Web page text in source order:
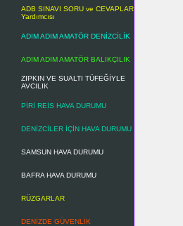
ADB SINAVI SORU ve CEVAPLAR
Yardımcısı
ADIM ADIM AMATÖR DENİZCİLİK
ADIM ADIM AMATÖR BALIKÇILIK
ZIPKIN VE SUALTI TÜFEĞİYLE
AVCILIK
PİRİ REİS HAVA DURUMU
DENİZCİLER İÇİN HAVA DURUMU
SAMSUN HAVA DURUMU
BAFRA HAVA DURUMU
RÜZGARLAR
DENİZDE GÜVENLİK